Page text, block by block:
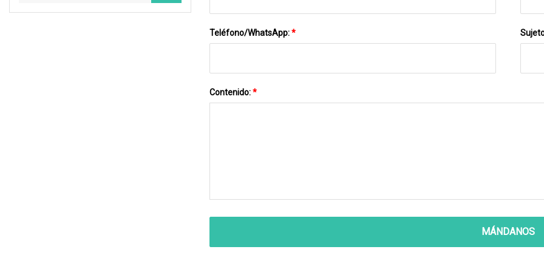
Teléfono/WhatsApp:*
Contenido:*
MÁNDANOS